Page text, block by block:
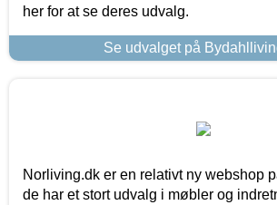
her for at se deres udvalg.
Se udvalget på
Norliving.dk er en relativt ny webshop
de har et stort udvalg i møbler og